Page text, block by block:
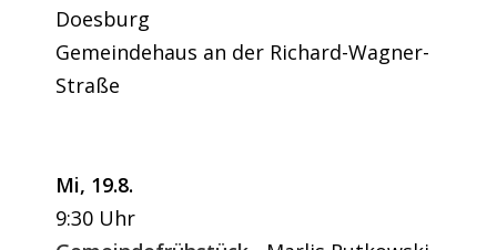
Doesburg
Gemeindehaus an der Richard-Wagner-
Straße
Mi, 19.8.
9:30 Uhr